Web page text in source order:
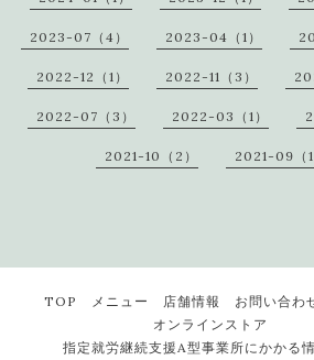
2023-07（4） 2023-04（1）
2022-12（1） 2022-11（3）
2022-07（3） 2022-03（1）
2021-10（2） 2021-09（1
TOP メニュー 店舗情報 お問い合わ
オンラインストア
指定就労継続支援A型事業所にかかる